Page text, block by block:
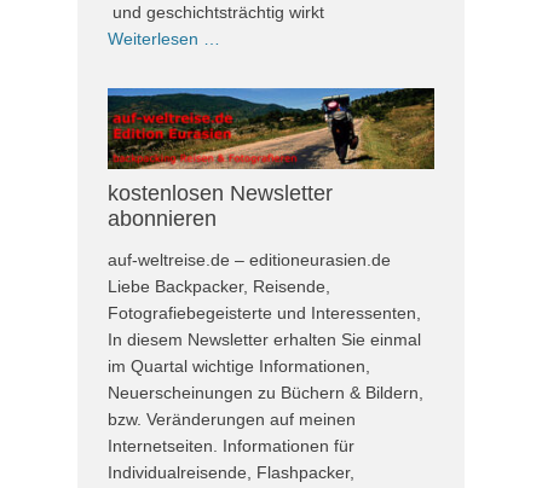
und geschichtsträchtig wirkt
Weiterlesen …
kostenlosen Newsletter
abonnieren
auf-weltreise.de – editioneurasien.de
Liebe Backpacker, Reisende,
Fotografiebegeisterte und Interessenten,
In diesem Newsletter erhalten Sie einmal
im Quartal wichtige Informationen,
Neuerscheinungen zu Büchern & Bildern,
bzw. Veränderungen auf meinen
Internetseiten. Informationen für
Individualreisende, Flashpacker,